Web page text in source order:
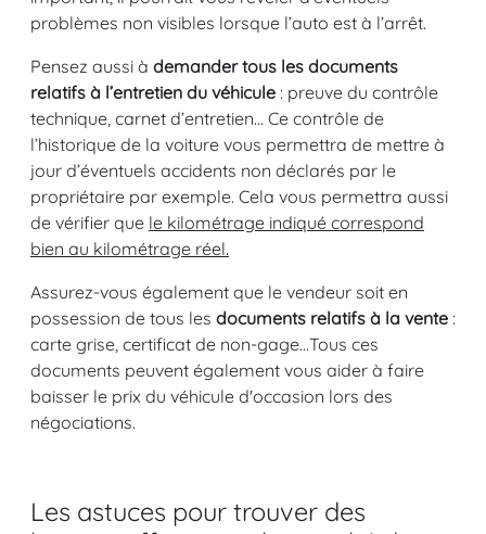
problèmes non visibles lorsque l’auto est à l’arrêt.
Pensez aussi à demander tous les documents
relatifs à l’entretien du véhicule : preuve du contrôle
technique, carnet d’entretien… Ce contrôle de
l’historique de la voiture vous permettra de mettre à
jour d’éventuels accidents non déclarés par le
propriétaire par exemple. Cela vous permettra aussi
de vérifier que le kilométrage indiqué correspond
bien au kilométrage réel.
Assurez-vous également que le vendeur soit en
possession de tous les documents relatifs à la vente :
carte grise, certificat de non-gage…Tous ces
documents peuvent également vous aider à faire
baisser le prix du véhicule d'occasion lors des
négociations.
Les astuces pour trouver des